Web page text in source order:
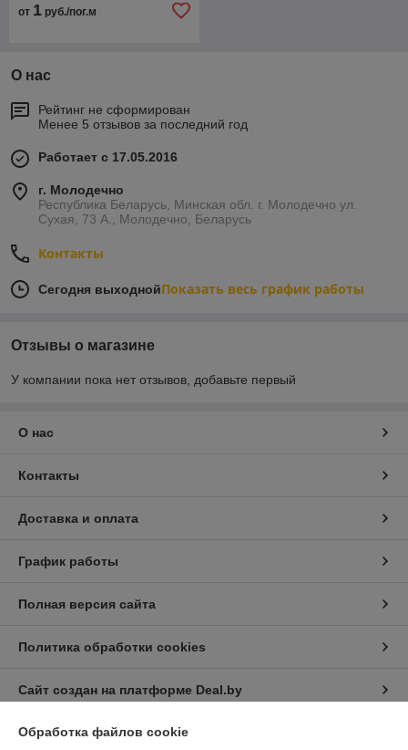
от 1 руб./пог.м
О нас
Рейтинг не сформирован
Менее 5 отзывов за последний год
Работает с 17.05.2016
г. Молодечно
Республика Беларусь, Минская обл. г. Молодечно ул.
Сухая, 73 А., Молодечно, Беларусь
Контакты
Сегодня выходнойПоказать весь график работы
Отзывы о магазине
У компании пока нет отзывов, добавьте первый
О нас
Контакты
Доставка и оплата
График работы
Полная версия сайта
Политика обработки cookies
Сайт создан на платформе Deal.by
Обработка файлов cookie